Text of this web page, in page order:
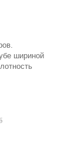
шириной